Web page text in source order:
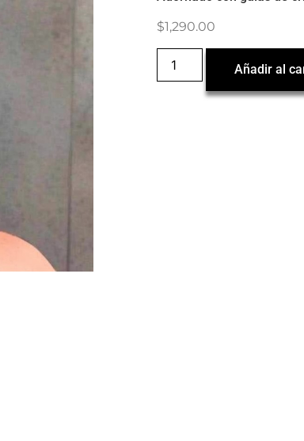
$1,290.00
Añadir al